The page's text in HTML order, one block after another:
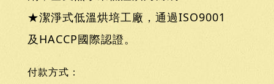
★潔淨式低溫烘培工廠，通過ISO9001
及HACCP國際認證。
付款方式：